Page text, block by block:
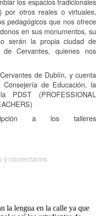
los espacios tradicionales
por otros reales o virtuales,
pedagógicos que nos ofrece
en sus monumentos, su
serán la propia ciudad de
Cervantes, quienes nos
de Dublín, y cuenta
de Educación, la
(PROFESSIONAL
a los talleres
y comentarios